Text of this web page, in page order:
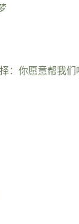
：你愿意帮我们